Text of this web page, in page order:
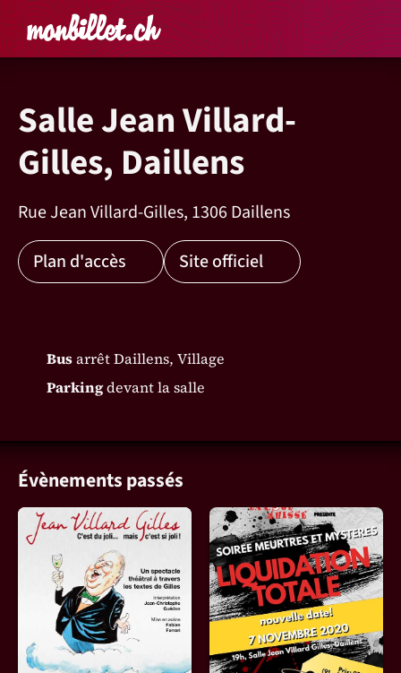
Accueil Rechercher un
Panier
Salle Jean Villard-
Gilles, Daillens
Rue Jean Villard-Gilles, 1306 Daillens
Plan d'accès
Site officiel
Busarrêt Daillens, Village
Parkingdevant la salle
Évènements passés